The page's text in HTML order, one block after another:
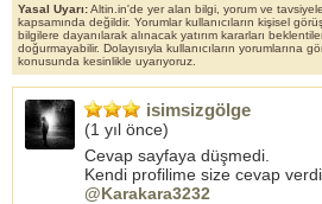
Yasal Uyarı:Altin.in'de yer alan bilgi, yorum ve tavsiyeler
kapsamında değildir. Yorumlar kullanıcıların kişisel
bilgilere dayanılarak alınacak yatırım kararları
doğurmayabilir. Dolayısıyla kullanıcıların yorumlarına
konusunda kesinlikle uyarıyoruz.
isimsizgölge
(1 yıl önce)
Cevap sayfaya düşmedi.
Kendi profilime size cevap
@Karakara3232